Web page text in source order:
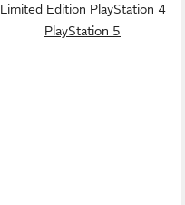
Limited Edition PlayStation 4
PlayStation 5